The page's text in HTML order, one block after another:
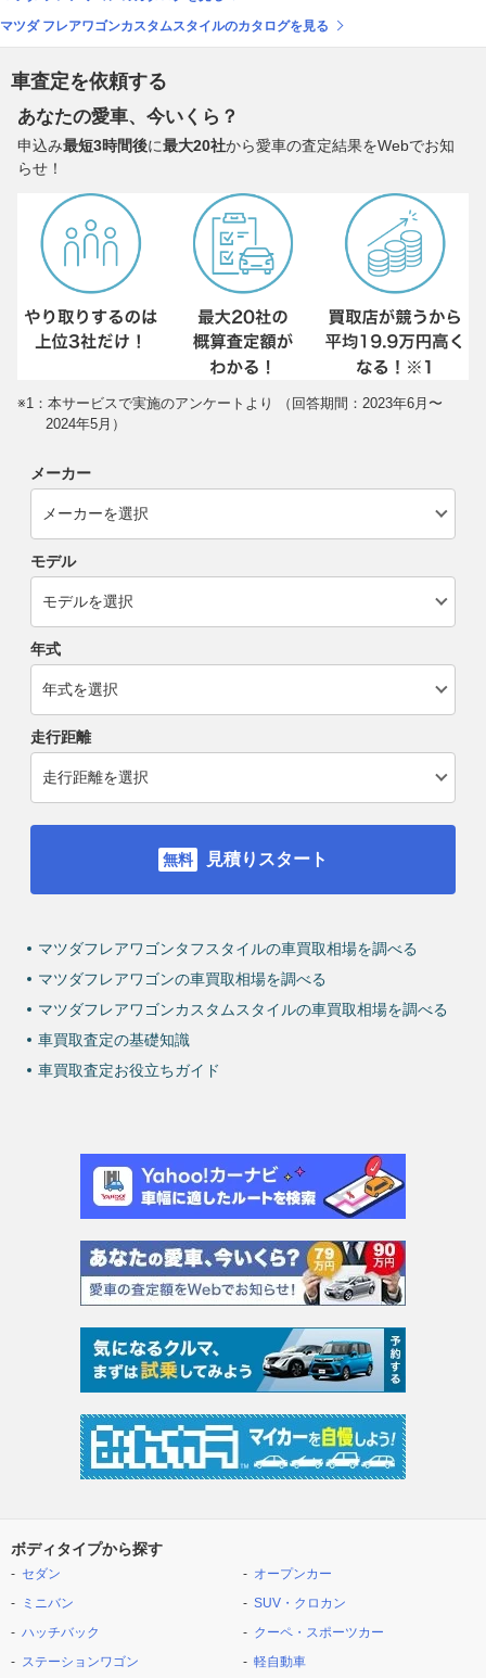
マツダ フレアワゴンカスタムスタイルのカタログを見る
車査定を依頼する
あなたの愛車、今いくら？
申込み最短3時間後に最大20社から愛車の査定結果をWebでお知
らせ！
※1：本サービスで実施のアンケートより （回答期間：2023年6月〜
2024年5月）
メーカー
モデル
年式
走行距離
見積りスタート
マツダフレアワゴンタフスタイルの車買取相場を調べる
マツダフレアワゴンの車買取相場を調べる
マツダフレアワゴンカスタムスタイルの車買取相場を調べる
車買取査定の基礎知識
車買取査定お役立ちガイド
ボディタイプから探す
セダン
ミニバン
ハッチバック
ステーションワゴン
オープンカー
SUV・クロカン
クーペ・スポーツカー
軽自動車